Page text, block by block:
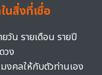
นสิ่งที่เชื่อ
วัน รายเดือน รายปี
วง
งคลให้กับตัวท่านเอง